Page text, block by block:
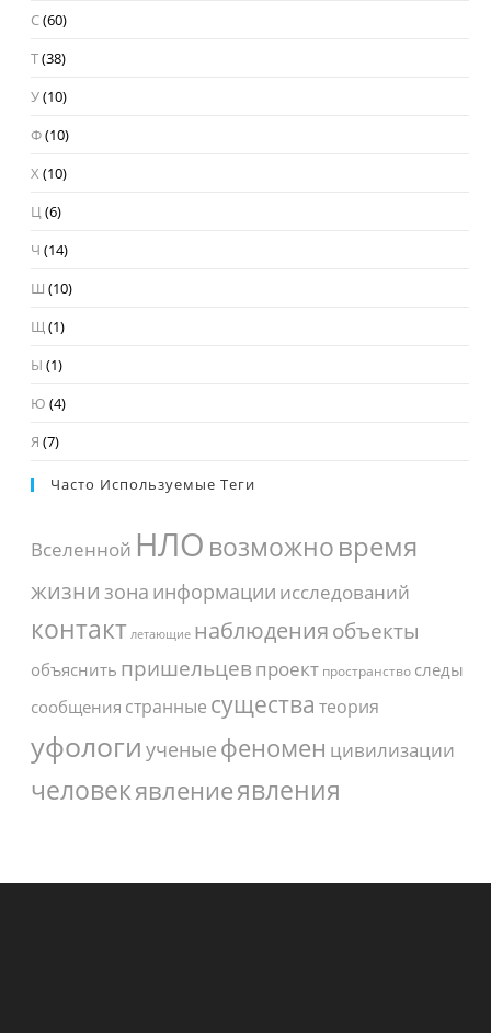
С(60)
Т(38)
У(10)
Ф(10)
Х (10)
Ц(6)
Ч (14)
Ш (10)
Щ(1)
Ы (1)
Ю (4)
Я (7)
Часто Используемые Теги
Вселенной НЛО возможновремя
жизни зона информации исследований
контакт летающие наблюденияобъекты
объяснить пришельцев проект пространство следы
сообщения странные существа теория
уфологи ученые феномен цивилизации
человекявлениеявления